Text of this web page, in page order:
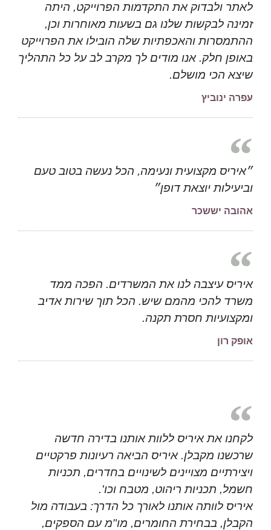
לאתר ולבדוק את התקדמות הפרוייקט, היתה
זמינה לבקשות שלנו גם בשעות מאוחרות וכן,
ההתמסרות והאכפתיות שלה הובילו את הפרוייקט
באופן חלק. אנו מודים לך מקרב לב על כל התהליך
שיצא הכי מושלם.
עפרה ינוביץ
״איריס מקצועית ונעימה, הכל נעשה בטוב טעם
וביעילות יוצאת דופן״
אהובה יששכר
איריס עיצבה לנו את המשרדים. הפכה ממד
משרד להכי מהמם שיש. הכל תוך שירות אדיב
ומקצועיות חסרת תקנה.
אופק רון
לקחנו את איריס ללוות אותנו בדירה חדשה
שרכשנו מקבלן. איריס הביאה רעיונות פרקטיים
ויצירתיים מצויינים לשינויים בחדרים, תכניות
חשמל, תכניות ריהוט, מטבח וכו'.
איריס לוותה אותנו לאורך כל הדרך: בעבודה מול
הקבלן, בבחירת החומרים, מו"מ עם הספקים,